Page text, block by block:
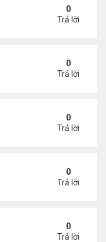
hôn nhân
0
Trả lời
ở VN
0
Trả lời
Kiến Hoa
0
Trả lời
người cũ của vợ
0
Trả lời
Linh viếng vợ cũ ..
0
Trả lời